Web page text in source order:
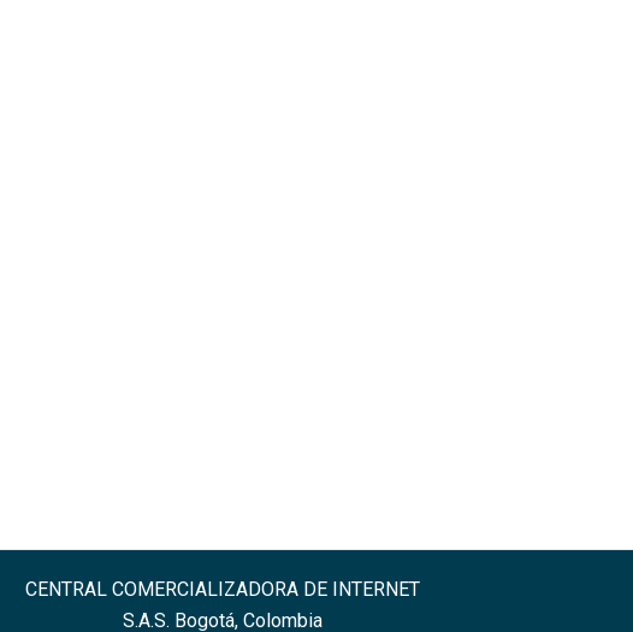
CENTRAL COMERCIALIZADORA DE INTERNET
S.A.S. Bogotá, Colombia